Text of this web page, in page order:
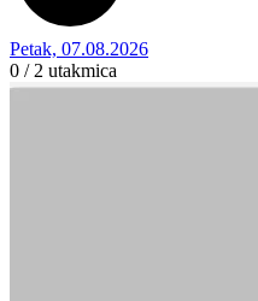
Petak, 07.08.2026
0 / 2 utakmica